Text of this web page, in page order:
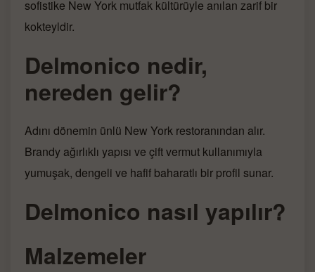
sofistike New York mutfak kültürüyle anılan zarif bir
kokteyldir.
Delmonico nedir,
nereden gelir?
Adını dönemin ünlü New York restoranından alır.
Brandy ağırlıklı yapısı ve çift vermut kullanımıyla
yumuşak, dengeli ve hafif baharatlı bir profil sunar.
Delmonico nasıl yapılır?
Malzemeler